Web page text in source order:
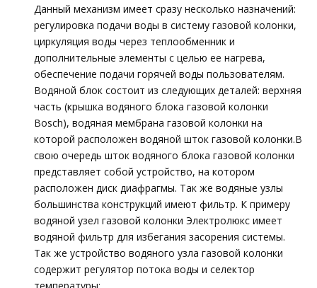
Данный механизм имеет сразу несколько назначений:
регулировка подачи воды в систему газовой колонки,
циркуляция воды через теплообменник и
дополнительные элементы с целью ее нагрева,
обеспечение подачи горячей воды пользователям.
Водяной блок состоит из следующих деталей: верхняя
часть (крышка водяного блока газовой колонки
Bosch), водяная мембрана газовой колонки на
которой расположен водяной шток газовой колонки.В
свою очередь шток водяного блока газовой колонки
представляет собой устройство, на котором
расположен диск диафрагмы. Так же водяные узлы
большинства конструкций имеют фильтр. К примеру
водяной узел газовой колонки Электролюкс имеет
водяной фильтр для избегания засорения системы.
Так же устройство водяного узла газовой колонки
содержит регулятор потока воды и селектор
температуры;